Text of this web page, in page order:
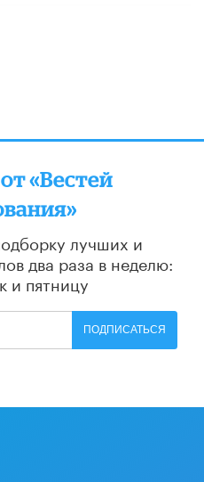
«Вестей
лучших и
два раза в неделю:
и пятницу
ПОДПИСАТЬСЯ